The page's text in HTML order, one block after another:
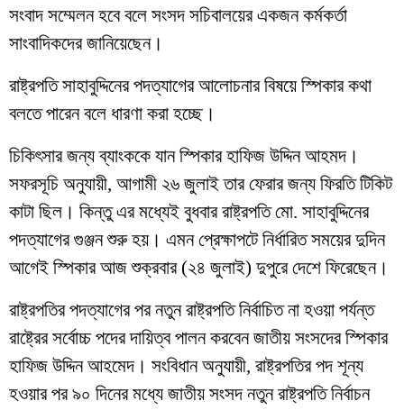
সংবাদ সম্মেলন হবে বলে সংসদ সচিবালয়ের একজন কর্মকর্তা
সাংবাদিকদের জানিয়েছেন।
রাষ্ট্রপতি সাহাবুদ্দিনের পদত্যাগের আলোচনার বিষয়ে স্পিকার কথা
বলতে পারেন বলে ধারণা করা হচ্ছে।
চিকিৎসার জন্য ব্যাংককে যান স্পিকার হাফিজ উদ্দিন আহমদ।
সফরসূচি অনুযায়ী, আগামী ২৬ জুলাই তার ফেরার জন্য ফিরতি টিকিট
কাটা ছিল। কিন্তু এর মধ্যেই বুধবার রাষ্ট্রপতি মো. সাহাবুদ্দিনের
পদত্যাগের গুঞ্জন শুরু হয়। এমন প্রেক্ষাপটে নির্ধারিত সময়ের দুদিন
আগেই স্পিকার আজ শুক্রবার (২৪ জুলাই) দুপুরে দেশে ফিরেছেন।
রাষ্ট্রপতির পদত্যাগের পর নতুন রাষ্ট্রপতি নির্বাচিত না হওয়া পর্যন্ত
রাষ্ট্রের সর্বোচ্চ পদের দায়িত্ব পালন করবেন জাতীয় সংসদের স্পিকার
হাফিজ উদ্দিন আহমেদ। সংবিধান অনুযায়ী, রাষ্ট্রপতির পদ শূন্য
হওয়ার পর ৯০ দিনের মধ্যে জাতীয় সংসদ নতুন রাষ্ট্রপতি নির্বাচন